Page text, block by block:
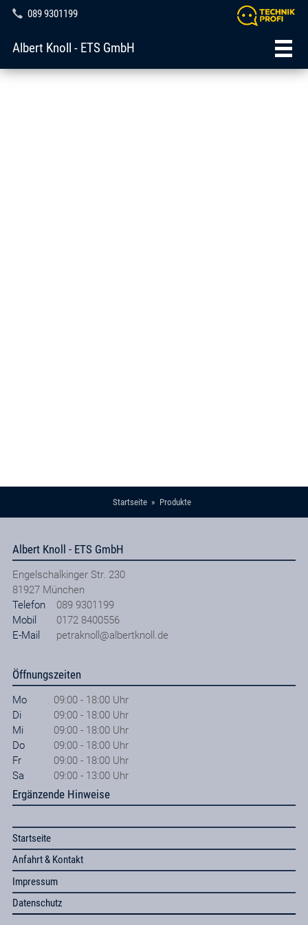
089 9301199
Albert Knoll - ETS GmbH
Startseite Produkte
Albert Knoll - ETS GmbH
Engelschalkinger Str. 230
81927 München
Telefon
089 9301199
Mobil
0172 8400556
E-Mail
petraknoll@albertknoll.de
Öffnungszeiten
Mo
09:00 - 18:00 Uhr
Di
09:00 - 18:00 Uhr
Mi
09:00 - 18:00 Uhr
Do
09:00 - 18:00 Uhr
Fr
09:00 - 18:00 Uhr
Sa
09:00 - 13:00 Uhr
Ergänzende Hinweise
Startseite
Anfahrt & Kontakt
Impressum
Datenschutz